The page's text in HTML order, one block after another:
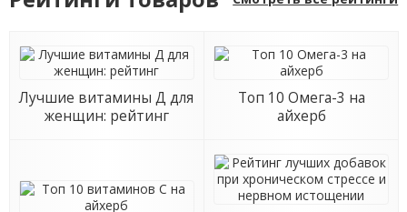
Лучшие витамины Д для
женщин: рейтинг
Топ 10 Омега-3 на
айхерб